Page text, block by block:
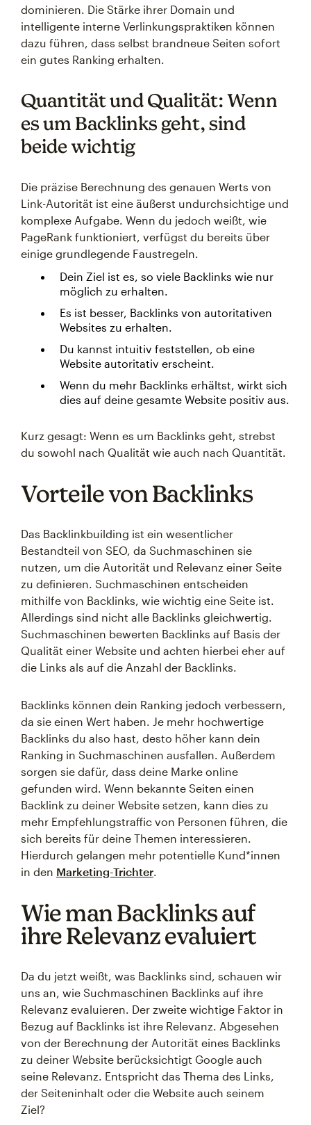
dominieren. Die Stärke ihrer Domain und
intelligente interne Verlinkungspraktiken können
dazu führen, dass selbst brandneue Seiten sofort
ein gutes Ranking erhalten.
Quantität und Qualität: Wenn
es um Backlinks geht, sind
beide wichtig
Die präzise Berechnung des genauen Werts von
Link-Autorität ist eine äußerst undurchsichtige und
komplexe Aufgabe. Wenn du jedoch weißt, wie
PageRank funktioniert, verfügst du bereits über
einige grundlegende Faustregeln.
Dein Ziel ist es, so viele Backlinks wie nur
möglich zu erhalten.
Es ist besser, Backlinks von autoritativen
Websites zu erhalten.
Du kannst intuitiv feststellen, ob eine
Website autoritativ erscheint.
Wenn du mehr Backlinks erhältst, wirkt sich
dies auf deine gesamte Website positiv aus.
Kurz gesagt: Wenn es um Backlinks geht, strebst
du sowohl nach Qualität wie auch nach Quantität.
Vorteile von Backlinks
Das Backlinkbuilding ist ein wesentlicher
Bestandteil von SEO, da Suchmaschinen sie
nutzen, um die Autorität und Relevanz einer Seite
zu definieren. Suchmaschinen entscheiden
mithilfe von Backlinks, wie wichtig eine Seite ist.
Allerdings sind nicht alle Backlinks gleichwertig.
Suchmaschinen bewerten Backlinks auf Basis der
Qualität einer Website und achten hierbei eher auf
die Links als auf die Anzahl der Backlinks.
Backlinks können dein Ranking jedoch verbessern,
da sie einen Wert haben. Je mehr hochwertige
Backlinks du also hast, desto höher kann dein
Ranking in Suchmaschinen ausfallen. Außerdem
sorgen sie dafür, dass deine Marke online
gefunden wird. Wenn bekannte Seiten einen
Backlink zu deiner Website setzen, kann dies zu
mehr Empfehlungstraffic von Personen führen, die
sich bereits für deine Themen interessieren.
Hierdurch gelangen mehr potentielle Kund*innen
in den Marketing-Trichter.
Wie man Backlinks auf
ihre Relevanz evaluiert
Da du jetzt weißt, was Backlinks sind, schauen wir
uns an, wie Suchmaschinen Backlinks auf ihre
Relevanz evaluieren. Der zweite wichtige Faktor in
Bezug auf Backlinks ist ihre Relevanz. Abgesehen
von der Berechnung der Autorität eines Backlinks
zu deiner Website berücksichtigt Google auch
seine Relevanz. Entspricht das Thema des Links,
der Seiteninhalt oder die Website auch seinem
Ziel?